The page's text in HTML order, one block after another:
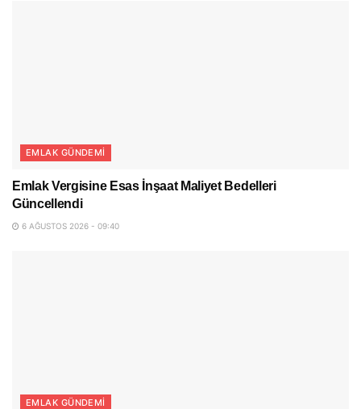
EMLAK GÜNDEMI
Emlak Vergisine Esas İnşaat Maliyet Bedelleri
Güncellendi
6 AĞUSTOS 2026 - 09:40
EMLAK GÜNDEMI